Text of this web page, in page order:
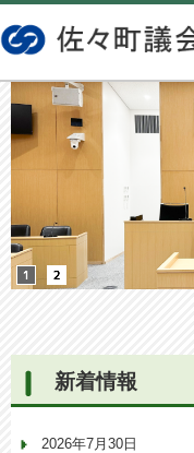
新着情報
2026年7月30日